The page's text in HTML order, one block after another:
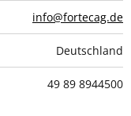
info@fortecag.de
Deutschland
49 89 8944500